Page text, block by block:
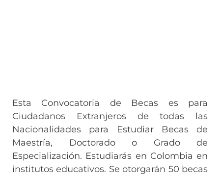
Esta Convocatoria de Becas es para
Ciudadanos Extranjeros de todas las
Nacionalidades para Estudiar Becas de
Maestría, Doctorado o Grado de
Especialización. Estudiarás en Colombia en
institutos educativos. Se otorgarán 50 becas